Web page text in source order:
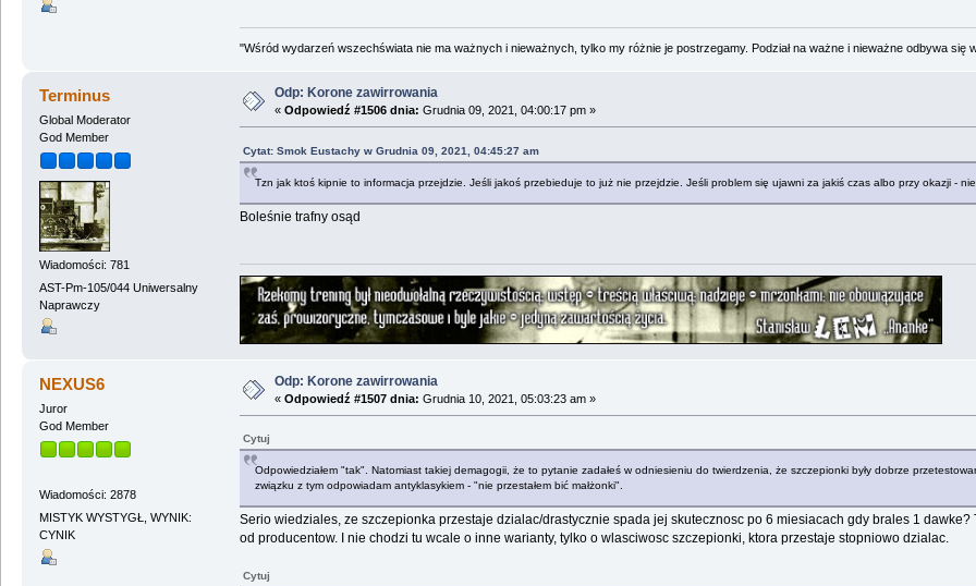
"Wśród wydarzeń wszechświata nie ma ważnych i nieważnych, tylko my różnie je postrzegamy. Podział na ważne i nieważne odbywa się
Terminus
Global Moderator
God Member
Wiadomości: 781
AST-Pm-105/044 Uniwersalny
Naprawczy
Odp: Korone zawirrowania
« Odpowiedź #1506 dnia: Grudnia 09, 2021, 04:00:17 pm »
Cytat: Smok Eustachy w Grudnia 09, 2021, 04:45:27 am
Tzn jak ktoś kipnie to informacja przejdzie. Jeśli jakoś przebieduje to już nie przejdzie. Jeśli problem się ujawni za jakiś czas albo przy okazji - nie
Boleśnie trafny osąd
NEXUS6
Juror
God Member
Wiadomości: 2878
MISTYK WYSTYGŁ, WYNIK:
CYNIK
Odp: Korone zawirrowania
« Odpowiedź #1507 dnia: Grudnia 10, 2021, 05:03:23 am »
Cytuj
Odpowiedziałem "tak". Natomiast takiej demagogii, że to pytanie zadałeś w odniesieniu do twierdzenia, że szczepionki były dobrze
związku z tym odpowiadam antyklasykiem - "nie przestałem bić małżonki".
Serio wiedziales, ze szczepionka przestaje dzialac/drastycznie spada jej skutecznosc po 6 miesiacach gdy brales 1
od producentow. I nie chodzi tu wcale o inne warianty, tylko o wlasciwosc szczepionki, ktora przestaje stopniowo dzialac.
Cytuj